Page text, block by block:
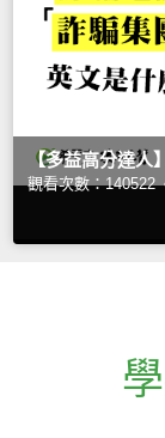
【多益高分達人
觀看次數：140522